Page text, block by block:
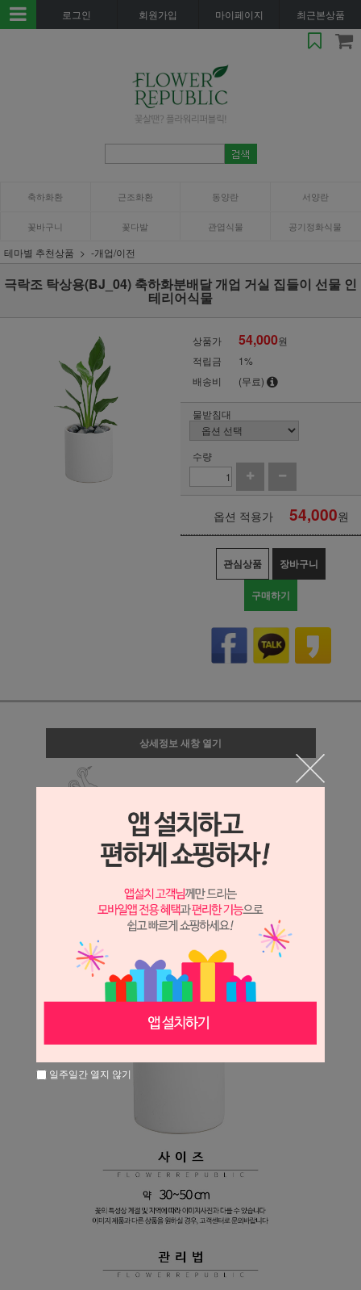
로그인 회원가입 마이페이지 최근본상품
축하화환 근조화환 동양란 서양란
꽃바구니 꽃다발 관엽식물 공기정화식물
테마별 추천상품 -개업/이전
극락조 탁상용(BJ_04) 축하화분배달 개업 거실 집들이 선물 인
테리어식물
상품가 54,000원
적립금
1%
배송비
(무료)
물받침대
수량
옵션 적용가 54,000원
관심상품 장바구니
구매하기
상세정보 새창 열기
상세 정보를 확대해 보실 수 있습니다.
일주일간 열지 않기